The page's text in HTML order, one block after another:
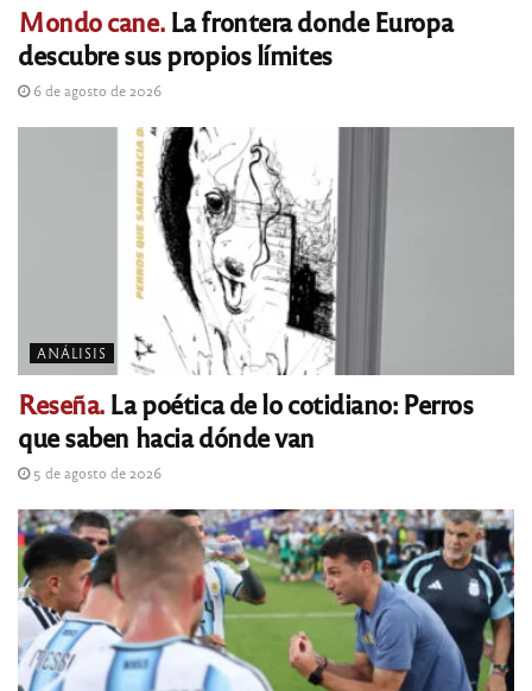
Mondo cane.La frontera donde Europa
descubre sus propios límites
6 de agosto de 2026
ANÁLISIS
Reseña.La poética de lo cotidiano: Perros
que saben hacia dónde van
5 de agosto de 2026